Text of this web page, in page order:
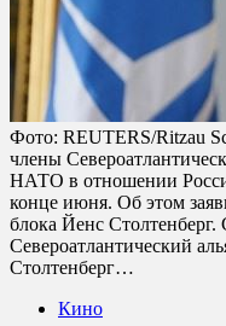
Фото: REUTERS/Ritzau
члены
НАТО в отношении
конце июня. Об этом
блока Йенс
Североатлантический
Столтенберг…
Кино